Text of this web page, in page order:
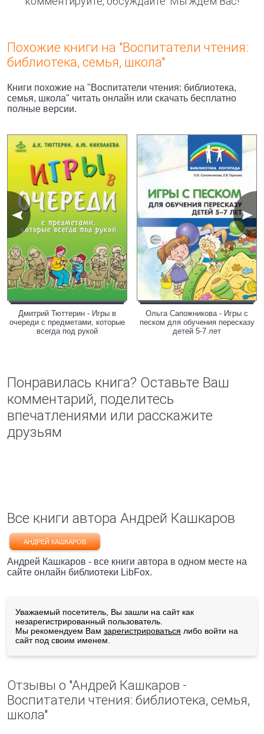
Похожие книги на "Воспитатели чтения:
библиотека, семья, школа"
Книги похожие на "Воспитатели чтения: библиотека,
семья, школа" читать онлайн или скачать бесплатно
полные версии.
Дмитрий Тюттерин - Игры в
очереди с предметами, которые
всегда под рукой
Ольга Сапожникова - Игры с
песком для обучения пересказу
детей 5-7 лет
Понравилась книга? Оставьте Ваш
комментарий, поделитесь
впечатлениями или расскажите
друзьям
Все книги автора Андрей Кашкаров
АНДРЕЙ КАШКАРОВ
Андрей Кашкаров - все книги автора в одном месте на
сайте онлайн библиотеки LibFox.
Уважаемый посетитель, Вы зашли на сайт как
незарегистрированный пользователь.
Мы рекомендуем Вам зарегистрироваться либо войти на
сайт под своим именем.
Отзывы о "Андрей Кашкаров -
Воспитатели чтения: библиотека, семья,
школа"